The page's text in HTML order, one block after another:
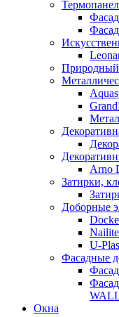
Природный
Arno
Затирки,
Доборные
Docke
Nailite
U-
Фасадные
Окна